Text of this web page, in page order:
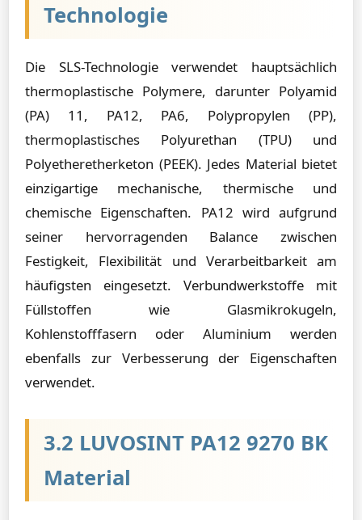
Technologie
Die SLS-Technologie verwendet hauptsächlich
thermoplastische Polymere, darunter Polyamid
(PA) 11, PA12, PA6, Polypropylen (PP),
thermoplastisches Polyurethan (TPU) und
Polyetheretherketon (PEEK). Jedes Material bietet
einzigartige mechanische, thermische und
chemische Eigenschaften. PA12 wird aufgrund
seiner hervorragenden Balance zwischen
Festigkeit, Flexibilität und Verarbeitbarkeit am
häufigsten eingesetzt. Verbundwerkstoffe mit
Füllstoffen wie Glasmikrokugeln,
Kohlenstofffasern oder Aluminium werden
ebenfalls zur Verbesserung der Eigenschaften
verwendet.
3.2 LUVOSINT PA12 9270 BK
Material